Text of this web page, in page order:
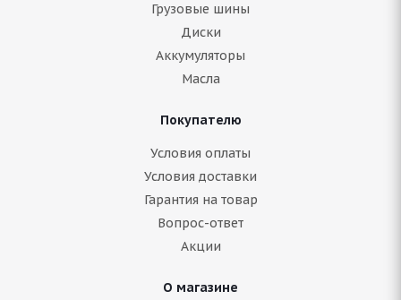
Bridgestone Blizzak DM-V1 265/50 R20 106R
Подробнее
Грузовые шины
Диски
Аккумуляторы
Масла
Покупателю
Условия оплаты
Условия доставки
Гарантия на товар
Вопрос-ответ
Акции
О магазине